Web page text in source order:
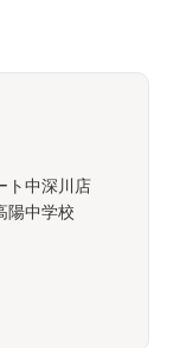
ト中深川店
中学校